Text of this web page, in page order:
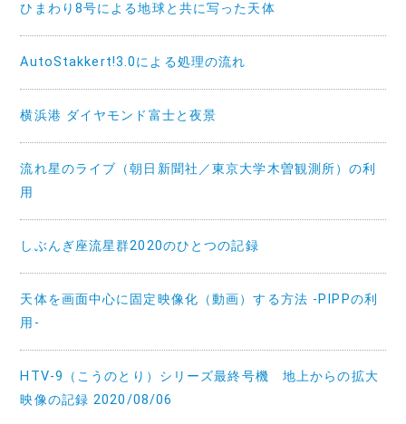
ひまわり8号による地球と共に写った天体
AutoStakkert!3.0による処理の流れ
横浜港 ダイヤモンド富士と夜景
流れ星のライブ（朝日新聞社／東京大学木曽観測所）の利
用
しぶんぎ座流星群2020のひとつの記録
天体を画面中心に固定映像化（動画）する方法 -PIPPの利
用-
HTV-9（こうのとり）シリーズ最終号機 地上からの拡大
映像の記録 2020/08/06